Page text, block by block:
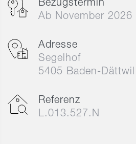
Bezugstermin
Ab November 2026
Adresse
Segelhof
5405 Baden-Dättwil
Referenz
L.013.527.N